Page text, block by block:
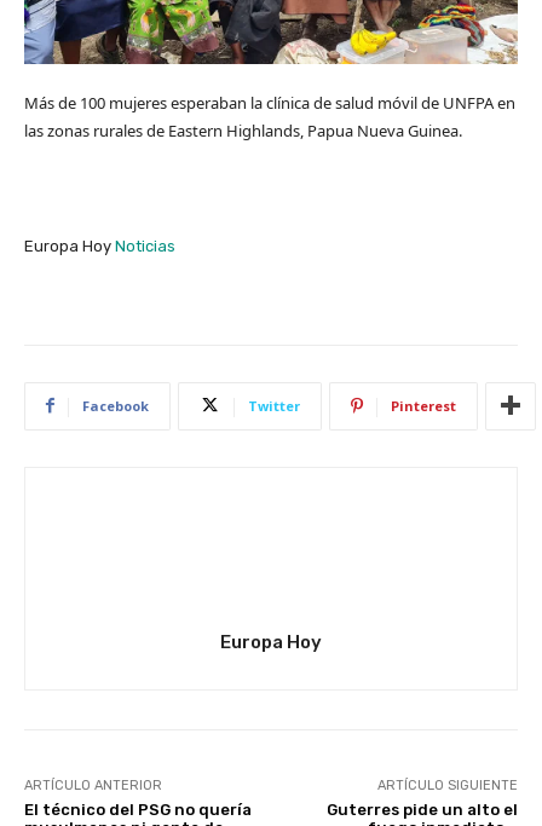
Más de 100 mujeres esperaban la clínica de salud móvil de UNFPA en
las zonas rurales de Eastern Highlands, Papua Nueva Guinea.
Europa Hoy Noticias
Facebook Twitter Pinterest
Europa Hoy
ARTÍCULO ANTERIOR
El técnico del PSG no quería
ARTÍCULO SIGUIENTE
Guterres pide un alto el